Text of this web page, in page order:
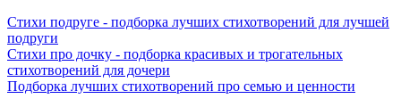
Стихи подруге - подборка лучших стихотворений для лучшей
подруги
Стихи про дочку - подборка красивых и трогательных
стихотворений для дочери
Подборка лучших стихотворений про семью и ценности